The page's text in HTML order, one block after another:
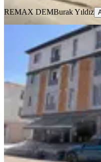
REMAX DEMBurak Yıldız
Remax
Merkez,
2+0
70 m²
25.000 ₺
REMAX DEMBurak Yıldız
Ara